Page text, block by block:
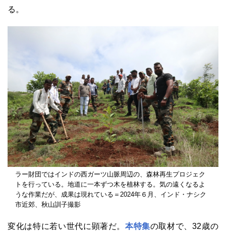
る。
ラー財団ではインドの西ガーツ山脈周辺の、森林再生プロジェク
トを行っている。地道に一本ずつ木を植林する。気の遠くなるよ
うな作業だが、成果は現れている＝2024年６月、インド・ナシク
市近郊、秋山訓子撮影
変化は特に若い世代に顕著だ。本特集の取材で、32歳の